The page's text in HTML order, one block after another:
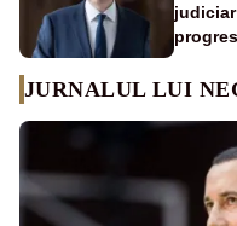
JURNALUL LUI